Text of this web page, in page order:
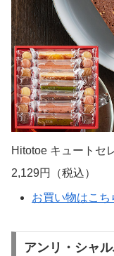
Hitotoe キュートセ
2,129円（税込）
お買い物はこち
アンリ・シャ